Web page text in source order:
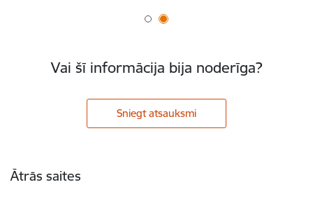
Vai šī informācija bija noderīga?
Sniegt atsauksmi
Ātrās saites